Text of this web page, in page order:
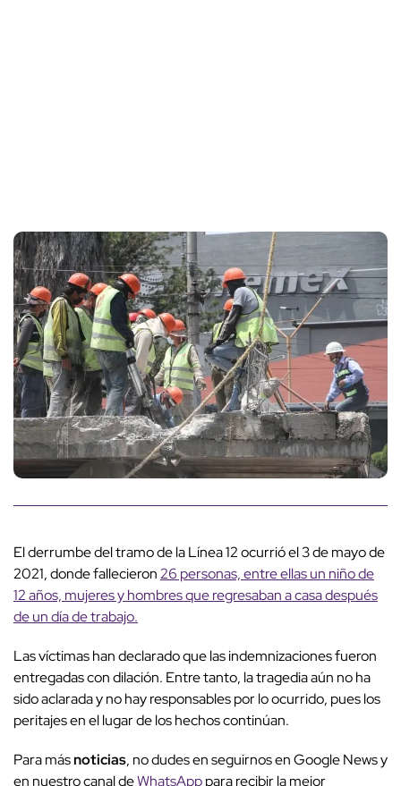
El derrumbe del tramo de la Línea 12 ocurrió el 3 de mayo de
2021, donde fallecieron26 personas, entre ellas un niño de
12 años, mujeres y hombres que regresaban a casa después
de un día de trabajo.
Las víctimas han declarado que las indemnizaciones fueron
entregadas con dilación. Entre tanto, la tragedia aún no ha
sido aclarada y no hay responsables por lo ocurrido, pues los
peritajes en el lugar de los hechos continúan.
Para másnoticias, no dudes en seguirnos en Google News y
en nuestro canal deWhatsApppara recibir la mejor